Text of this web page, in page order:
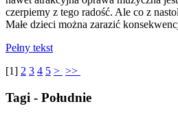
czerpiemy z tego radość. Ale co z
Małe dzieci można zarazić
Pełny tekst
[1] 2 3 4 5 > >>
Tagi - Południe